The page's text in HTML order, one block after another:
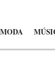
MODA